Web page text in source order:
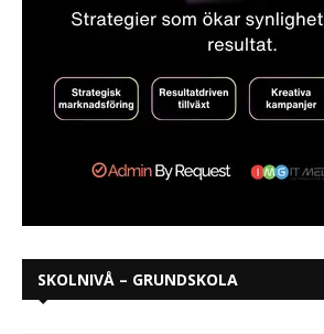
SKOLNIVÅ – GRUNDSKOLA